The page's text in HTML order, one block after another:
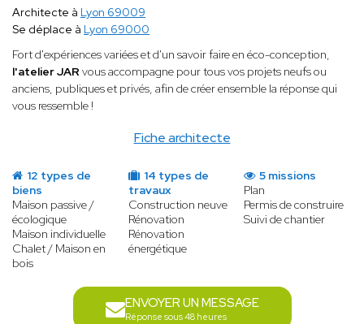
Fiche architecte
Architecte à Lyon 69009
Se déplace à Lyon 69000
Fort d'expériences variées et d'un savoir faire en éco-conception,
l'atelier JAR vous accompagne pour tous vos projets neufs ou
anciens, publiques et privés, afin de créer ensemble la réponse qui
vous ressemble !
12 types de
biens
Maison passive /
écologique
Maison individuelle
Chalet / Maison en
bois
14 types de
travaux
Construction neuve
Rénovation
Rénovation
énergétique
5 missions
Plan
Permis de construire
Suivi de chantier
ENVOYER UN MESSAGE
Réponse sous 48 heures